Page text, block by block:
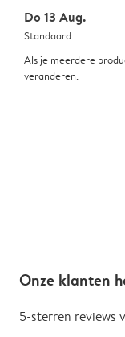
Do 13 Aug.
Standaard
Als je meerdere
veranderen.
Onze klanten
5-sterren reviews